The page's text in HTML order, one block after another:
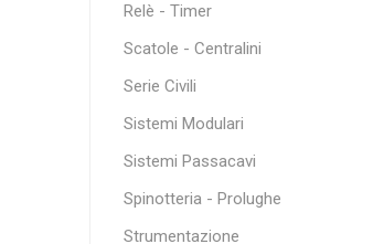
Relè - Timer
Scatole - Centralini
Serie Civili
Sistemi Modulari
Sistemi Passacavi
Spinotteria - Prolughe
Strumentazione